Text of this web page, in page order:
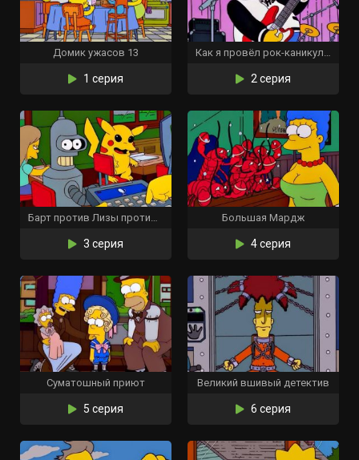
Домик ужасов 13
1 серия
Как я провёл рок-каникулы
2 серия
Барт против Лизы против третьего класса
3 серия
Большая Мардж
4 серия
Суматошный приют
5 серия
Великий вшивый детектив
6 серия